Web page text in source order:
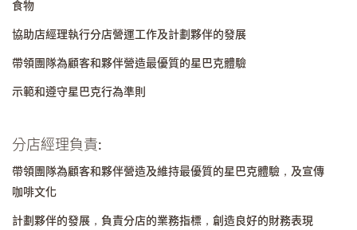
食物
協助店經理執行分店營運工作及計劃夥伴的發展
帶領團隊為顧客和夥伴營造最優質的星巴克體驗
示範和遵守星巴克行為準則
分店經理負責:
帶領團隊為顧客和夥伴營造及維持最優質的星巴克體驗，及宣傳
咖啡文化
計劃夥伴的發展，負責分店的業務指標，創造良好的財務表現